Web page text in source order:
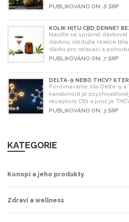
PUBLIKOVÁNO ON: 6 SRP
KOLIK HITŮ CBD DENNĚ?
PRO ZAČÁTEČNÍKY
Naučte se správně
dávkou, sledujte reakce
dávku pro relaxaci a
PUBLIKOVÁNO ON: 7 SRP
DELTA-9 NEBO THCV?
CO SI VYBRAT
Porovnáváme sílu Delta-9 a
kanabinoid je
receptory CB1 a proč je
zatímco Delta-9 pro relaxaci.
PUBLIKOVÁNO ON: 3 SRP
KATEGORIE
Konopí a jeho produkty
Zdraví a wellness